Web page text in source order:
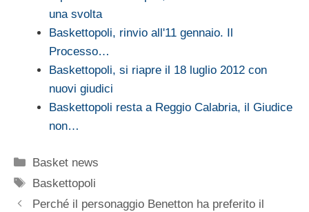
una svolta
Baskettopoli, rinvio all'11 gennaio. Il
Processo…
Baskettopoli, si riapre il 18 luglio 2012 con
nuovi giudici
Baskettopoli resta a Reggio Calabria, il Giudice
non…
Categorie
Basket news
Tag
Baskettopoli
Perché il personaggio Benetton ha preferito il